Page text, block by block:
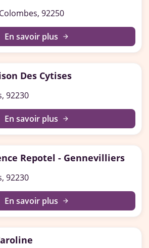
92250
En savoir plus arrow_forward
Des Cytises
92230
En savoir plus arrow_forward
Repotel - Gennevilliers
92230
En savoir plus arrow_forward